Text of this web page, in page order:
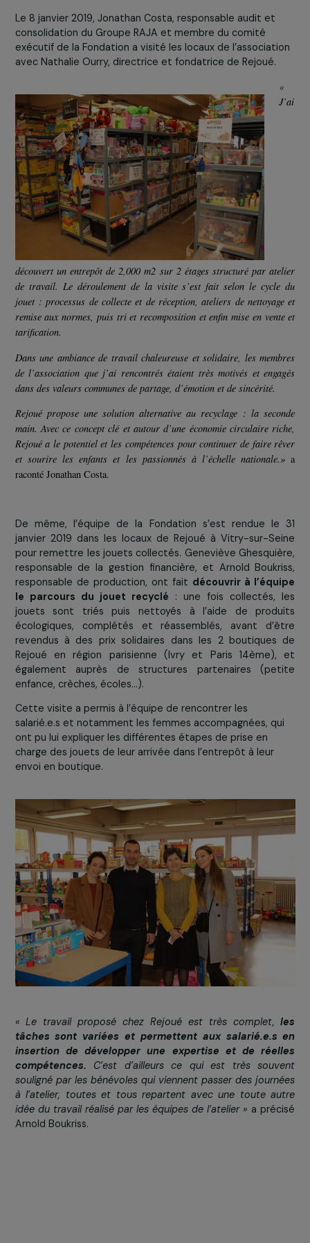
collaboratrice au moment de déposer ses
jouets.
La collecte a été un réel succès puisque 116
également des livres, ont ainsi pu être
l’association Rejoué qui leur donnera une seconde
Visite de l’atelier
Le 8 janvier 2019, Jonathan Costa, responsable audit et
consolidation du Groupe RAJA et membre du comité
exécutif de la Fondation a visité les locaux de
avec Nathalie Ourry, directrice et fondatrice de Rejoué.
de travail. Le déroulement de la visite s’est fait selon le
jouet : processus de collecte et de réception, ateliers de
remise aux normes, puis tri et recomposition et enfin mise en
tarification.
Dans une ambiance de travail chaleureuse et solidaire, les
de l’association que j’ai rencontrés étaient très motivés et
dans des valeurs communes de partage, d’émotion et de sincérité.
Rejoué propose une solution alternative au recyclage : la
main. Avec ce concept clé et autour d’une économie circulaire
et sourire les enfants et les passionnés à l’échelle
raconté Jonathan Costa.
janvier 2019 dans les locaux de Rejoué à Vitry-sur-
pour remettre les jouets collectés. Geneviève
responsable de la gestion financière, et Arnold
responsable de production, ont faitdécouvrir à
le parcours du jouet recyclé: une fois collectés,
jouets sont triés puis nettoyés à l’aide de
écologiques, complétés et réassemblés, avant
revendus à des prix solidaires dans les 2
Rejoué en région parisienne (Ivry et Paris
également auprès de structures partenaires
enfance, crèches, écoles…).
ont pu lui expliquer les différentes étapes de prise en
charge des jouets de leur arrivée dans l’entrepôt à leur
envoi en boutique.